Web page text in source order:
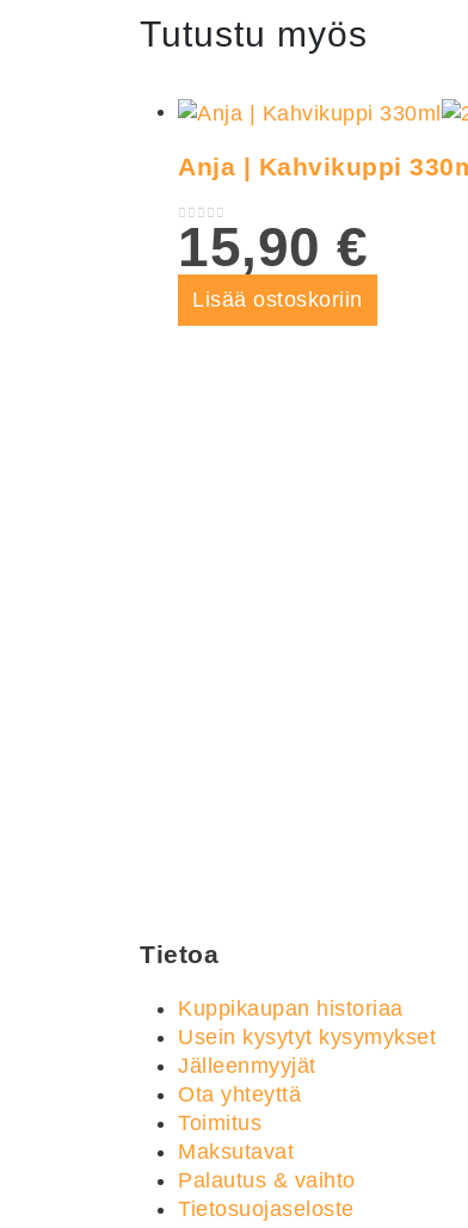
Tutustu myös
Anja | Kahvikuppi
0out of 5
15,90 €
Lisää ostoskoriin
Tietoa
Kuppikaupan historiaa
Usein kysytyt kysymykset
Jälleenmyyjät
Ota yhteyttä
Toimitus
Maksutavat
Palautus & vaihto
Tietosuojaseloste